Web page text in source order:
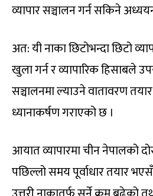
व्यापार सञ्चालन गर्न सकिने
अत: यी नाका छिटोभन्दा छिटो
खुला गर्न र व्यापारिक हिसाबले
सञ्चालनमा ल्याउने वातावरण
ध्यानाकर्षण गराएको छ ।
आयात व्यापारमा चीन नेपालको
पछिल्लो समय पूर्वाधार तयार